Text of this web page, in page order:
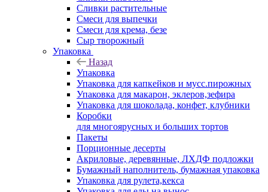
Сливки растительные
Смеси для выпечки
Смеси для крема, безе
Сыр творожный
Упаковка
Назад
Упаковка
Упаковка для капкейков и мусс.пирожных
Упаковка для макарон, эклеров,зефира
Упаковка для шоколада, конфет, клубники
Коробки
для многоярусных и больших тортов
Пакеты
Порционные десерты
Акриловые, деревянные, ЛХДФ подложки
Бумажный наполнитель, бумажная упаковка
Упаковка для рулета,кекса